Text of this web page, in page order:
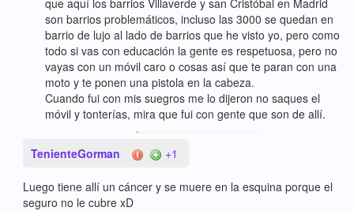
son barrios problemáticos, incluso las 3000 se quedan en
barrio de lujo al lado de barrios que he visto yo, pero como
todo si vas con educación la gente es respetuosa, pero no
vayas con un móvil caro o cosas así que te paran con una
moto y te ponen una pistola en la cabeza.
Cuando fui con mis suegros me lo dijeron no saques el
móvil y tonterías, mira que fui con gente que son de allí.
TenienteGorman +1
Luego tiene allí un cáncer y se muere en la esquina porque el
seguro no le cubre xD